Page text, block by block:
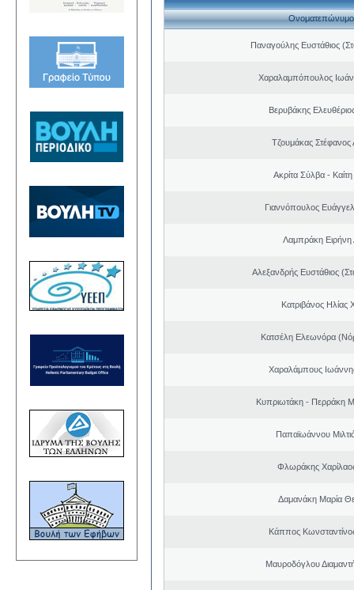
Ονοματεπώνυμο
Παναγούλης Ευστάθιος
Χαραλαμπόπουλος
Βερυβάκης
Τζουμάκας Στέφανος
Ακρίτα Σύλβα -
Γιαννόπουλος
Λαμπράκη Ειρήνη
Αλεξανδρής Ευστάθιος
Κατριβάνος Ηλίας
Κατσέλη Ελεωνόρα
Χαραλάμπους
Κυπριωτάκη - Περράκη
Παπαϊωάννου
Φλωράκης
Δαμανάκη Μαρία
Κάππος
Μαυροδόγλου